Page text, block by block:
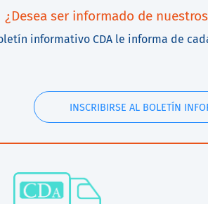
¿Desea ser informado de
informativo CDA le informa de
INSCRIBIRSE AL BOLETÍN